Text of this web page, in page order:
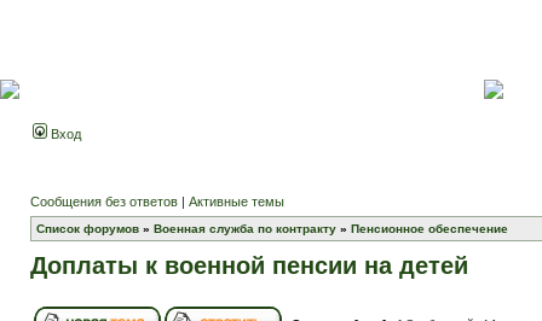
Вход
Сообщения без ответов | Активные темы
Список форумов » Военная служба по контракту » Пенсионное обеспечение
Доплаты к военной пенсии на детей